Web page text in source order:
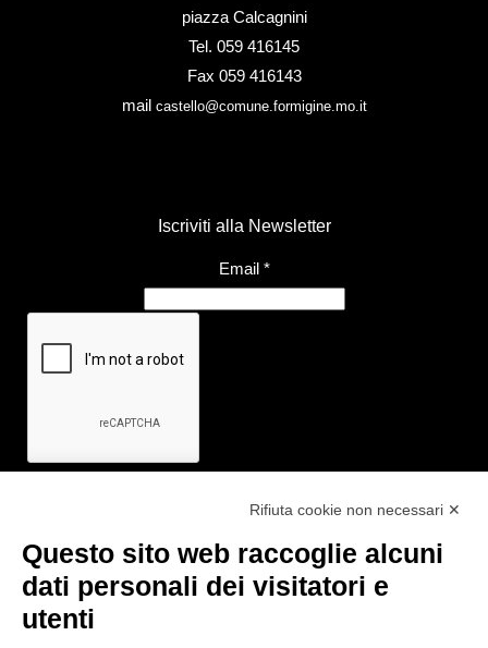
piazza Calcagnini
Tel. 059 416145
Fax 059 416143
mail castello@comune.formigine.mo.it
Iscriviti alla Newsletter
Email *
Link utili
- Ufficio di informazione e accoglienza turistica di Maranello, Fiorano
Rifiuta cookie non necessari ✕
Questo sito web raccoglie alcuni
dati personali dei visitatori e
utenti